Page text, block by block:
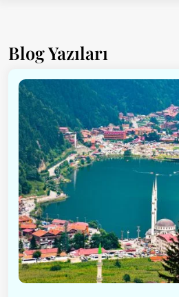
Blog Yazıları